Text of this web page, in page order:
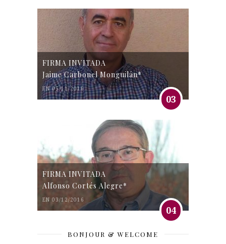
FIRMA INVITADA
Jaime Carbonel Monguilán*
EN 05/11/2016
03
FIRMA INVITADA
Alfonso Cortés Alegre*
EN 03/12/2016
04
BONJOUR & WELCOME